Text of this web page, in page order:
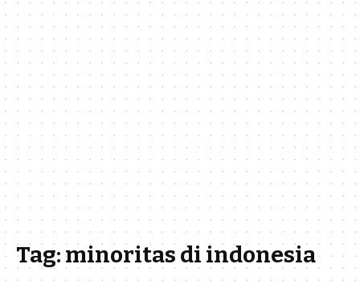
Tag:minoritas di indonesia